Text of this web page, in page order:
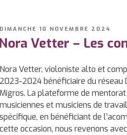
PUBLIÉ
LE
DIMANCHE 10 NOVEMBRE 2024
Nora Vetter – Les
Nora Vetter, violoniste alto et
2023-2024 bénéficiaire du réseau
Migros. La plateforme de
musiciennes et musiciens de
spécifique, en bénéficiant de
cette occasion, nous revenons